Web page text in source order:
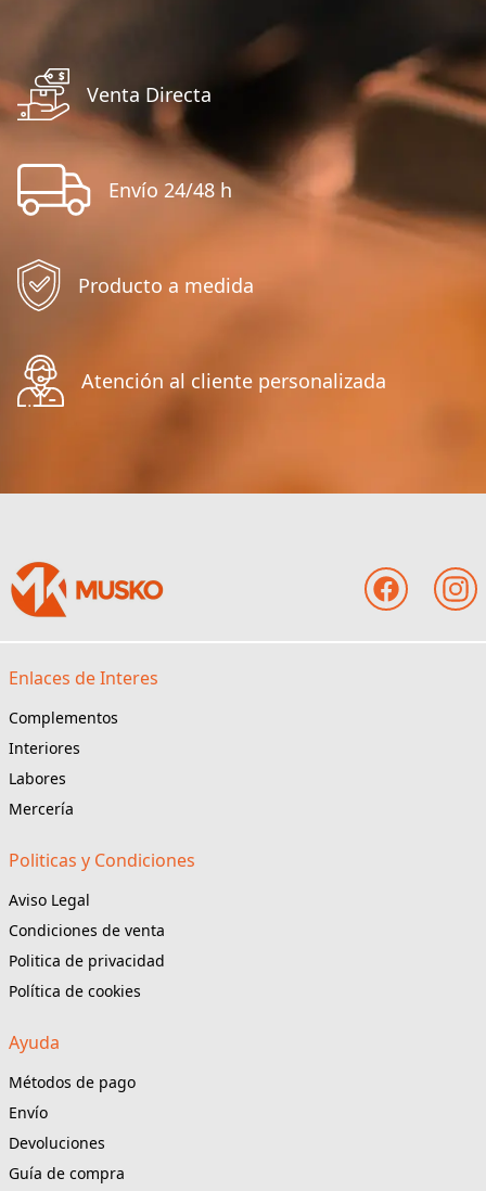
Venta Directa
Envío 24/48 h
Producto a medida
Atención al cliente personalizada
Enlaces de Interes
Complementos
Interiores
Labores
Mercería
Politicas y Condiciones
Aviso Legal
Condiciones de venta
Politica de privacidad
Política de cookies
Ayuda
Métodos de pago
Envío
Devoluciones
Guía de compra